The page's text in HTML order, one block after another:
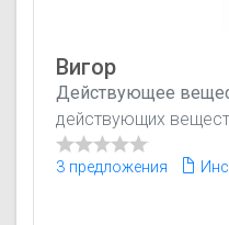
Вигор
Действующее
действующих
3 предложения